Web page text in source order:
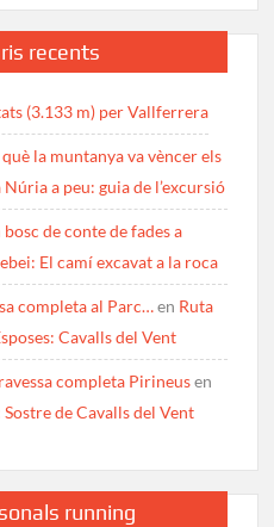
recents
(3.133 m) per Vallferrera
la muntanya va vèncer els
a peu: guia de l’excursió
de conte de fades a
El camí excavat a la roca
completa al Parc…en Ruta
Cavalls del Vent
completa Pirineusen
Sostre de Cavalls del Vent
running